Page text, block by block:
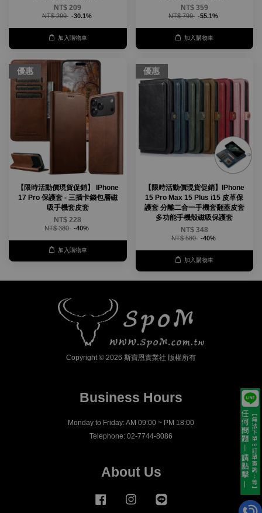
NT$ 209
NT$ 299 -30.1%
加入購物車
NT$ 359
NT$ 799 -55.1%
加入購物車
優惠
【限時活動價現貨促銷】 IPhone
17 Pro 保護套 - 三插卡錢包層磁
吸手機套皮套
NT$ 228
NT$ 380 -40%
加入購物車
優惠
【限時活動價現貨促銷】IPhone
15 Pro Max 15 Plus i15 皮革保
護套 分離二合一手機套翻蓋皮套
多功能手機殼磁吸保護套
NT$ 348
NT$ 580 -40%
加入購物車
Copyright © 2026 斯寶恩實業社 版權所有
Business Hours
Monday to Friday: AM 09:00 ~ PM 18:00
Telephone: 02-7744-8086
About Us
Facebook Instagram